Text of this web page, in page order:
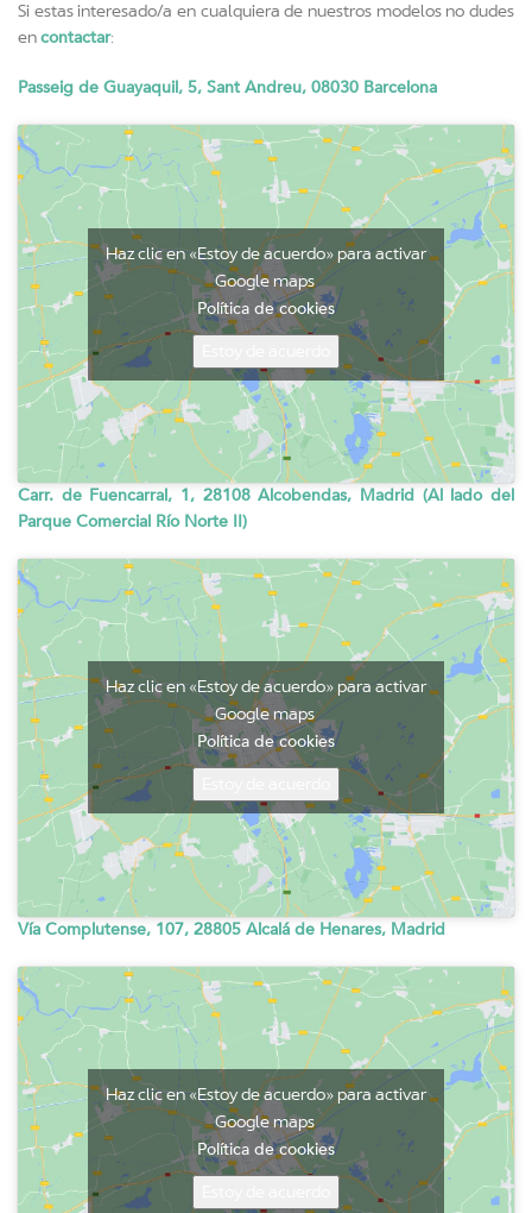
Si estas interesado/a en cualquiera de nuestros modelos no dudes
encontactar:
Passeig de Guayaquil, 5, Sant Andreu, 08030 Barcelona
Haz clic en «Estoy de acuerdo» para activar
Google maps
Política de cookies
Carr. de Fuencarral, 1, 28108 Alcobendas, Madrid (Al lado del
Parque Comercial Río Norte II)
Haz clic en «Estoy de acuerdo» para activar
Google maps
Política de cookies
Vía Complutense, 107, 28805 Alcalá de Henares, Madrid
Haz clic en «Estoy de acuerdo» para activar
Google maps
Política de cookies